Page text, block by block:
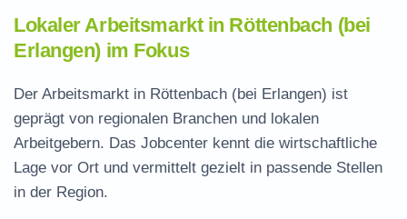
Lokaler Arbeitsmarkt in Röttenbach (bei
Erlangen) im Fokus
Der Arbeitsmarkt in Röttenbach (bei Erlangen) ist
geprägt von regionalen Branchen und lokalen
Arbeitgebern. Das Jobcenter kennt die wirtschaftliche
Lage vor Ort und vermittelt gezielt in passende Stellen
in der Region.